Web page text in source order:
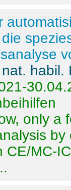
only a
CE/MC-